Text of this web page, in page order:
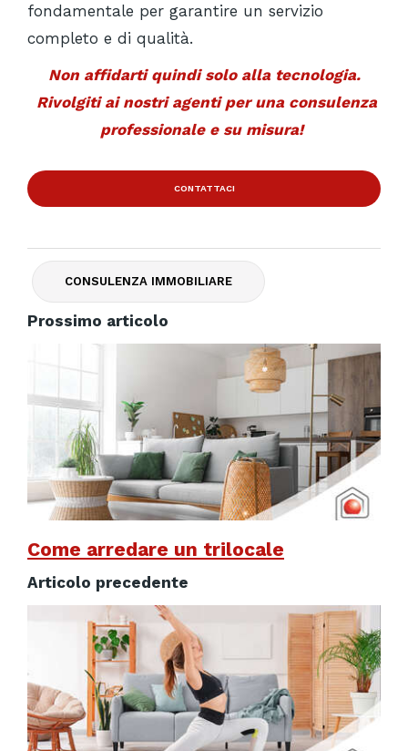
fondamentale per garantire un servizio
completo e di qualità.
Non affidarti quindi solo alla tecnologia.
Rivolgiti ai nostri agenti per una consulenza
professionale e su misura!
CONTATTACI
CONSULENZA IMMOBILIARE
Prossimo articolo
Come arredare un trilocale
Articolo precedente